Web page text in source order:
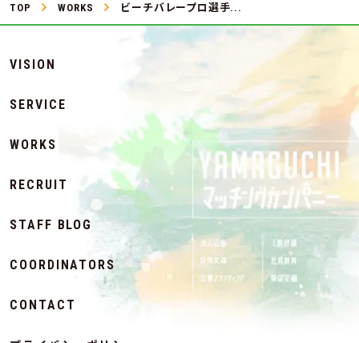
TOP WORKS ビーチバレープロ選手...
VISION
SERVICE
WORKS
RECRUIT
STAFF BLOG
COORDINATORS
CONTACT